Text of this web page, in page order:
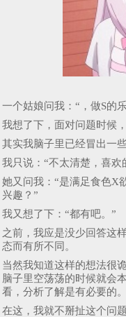
一个姑娘问我：“，做S的
我想了下，面对问题时候
其实我脑子里已经冒出一
我只说：“不太清楚，喜欢
她又问我：“是满足食色X
兴趣？”
我又想了下：“都有吧。”
之前，我应是没少回答这
态而有所不同。
当然我知道这样的想法很
脑子里空荡荡的时候就会
看，分析了解是有必要的。
在这，我就不掰扯这个问